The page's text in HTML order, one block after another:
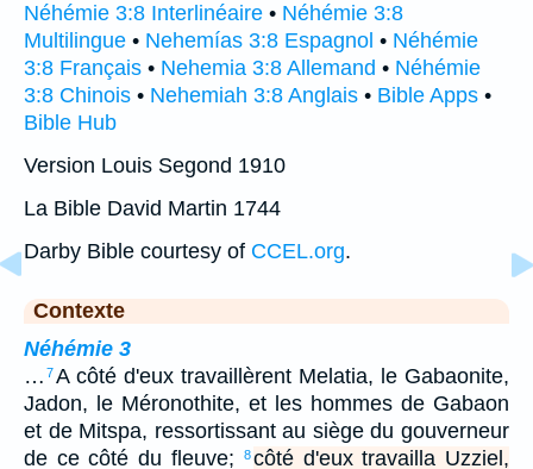
Néhémie 3:8 Interlinéaire • Néhémie 3:8
Multilingue • Nehemías 3:8 Espagnol • Néhémie
3:8 Français • Nehemia 3:8 Allemand • Néhémie
3:8 Chinois • Nehemiah 3:8 Anglais • Bible Apps •
Bible Hub
Version Louis Segond 1910
La Bible David Martin 1744
Darby Bible courtesy of CCEL.org.
Contexte
Néhémie 3
… 7A côté d'eux travaillèrent Melatia, le Gabaonite,
Jadon, le Méronothite, et les hommes de Gabaon
et de Mitspa, ressortissant au siège du gouverneur
de ce côté du fleuve;
8côté d'eux travailla Uzziel,